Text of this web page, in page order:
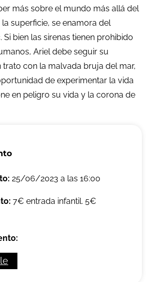
más sobre el mundo más allá del
superficie, se enamora del
Si bien las sirenas tienen prohibido
Ariel debe seguir su
trato con la malvada bruja del mar,
de experimentar la vida
en peligro su vida y la corona de
25/06/2023 a las 16:00
7€ entrada infantil. 5€